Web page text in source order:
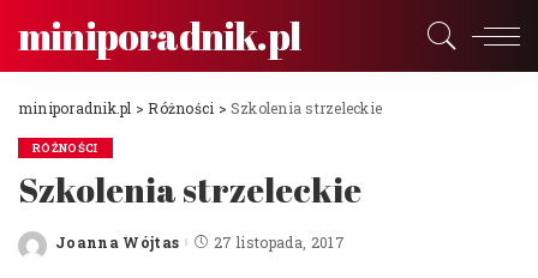
miniporadnik.pl
miniporadnik.pl >Różności > Szkolenia strzeleckie
RÓŻNOŚCI
Szkolenia strzeleckie
Posted
Joanna Wójtas 27 listopada, 2017